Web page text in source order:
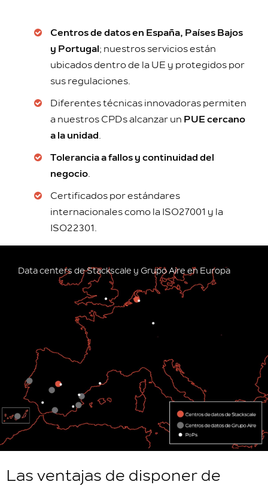
Centros de datos en España, Países Bajos
y Portugal; nuestros servicios están
ubicados dentro de la UE y protegidos por
sus regulaciones.
Diferentes técnicas innovadoras permiten
a nuestros CPDs alcanzar un PUE cercano
a la unidad.
Tolerancia a fallos y continuidad del
negocio.
Certificados por estándares
internacionales como la ISO27001 y la
ISO22301.
Data centers de Stackscale y Grupo Aire en Europa
Las ventajas de disponer de